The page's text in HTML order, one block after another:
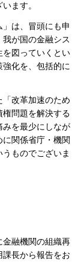
ます。
は、冒頭にも申
が国の金融シス
を図っていくとい
化を、包括的に
改革加速のため
問題を解決する
みを最少にしなが
関係省庁・機関
ものでございま
金融機関の組織再
長から報告をお